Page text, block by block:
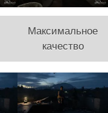
Максимальное
качество